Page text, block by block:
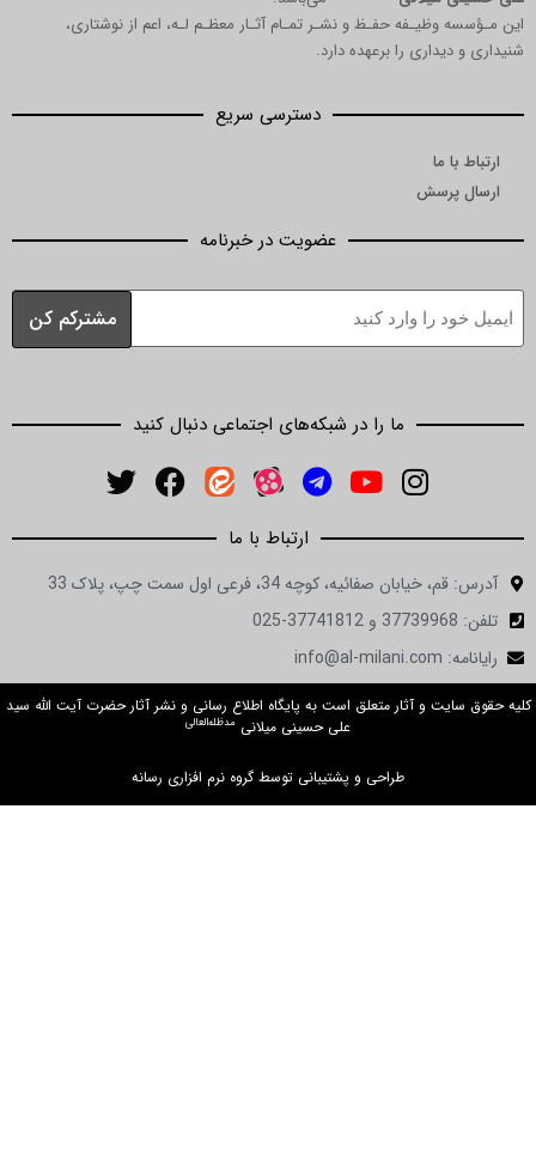
حفـظ و نشـر تمـام آثـار معظـم لـه، اعم از نوشتاری،
را برعهده دارد.
دسترسی سریع
عضویت در خبرنامه
ما را در شبکه‌های اجتماعی دنبال کنید
ارتباط با ما
صفائیه، کوچه 34، فرعی اول سمت چپ، پلاک 33
و آثار متعلق است به پایگاه اطلاع رسانی و نشر آثار حضرت آیت الله سید
علی حسینی میلانی مدظله‌العالی
طراحی و پشتیبانی توسط گروه نرم افزاری رسانه